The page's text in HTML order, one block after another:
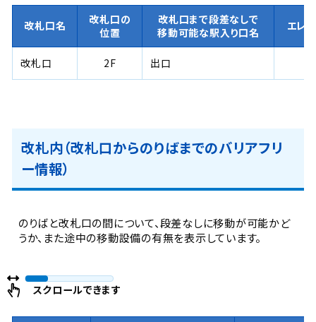
改札口名
改札口の
位置
改札口まで段差なしで
移動可能な駅入り口名
エレ
改札口 2F 出口
改札内（改札口からのりばまでのバリアフリ
ー情報）
のりばと改札口の間について、段差なしに移動が可能かど
うか、また途中の移動設備の有無を表示しています。
スクロールできます